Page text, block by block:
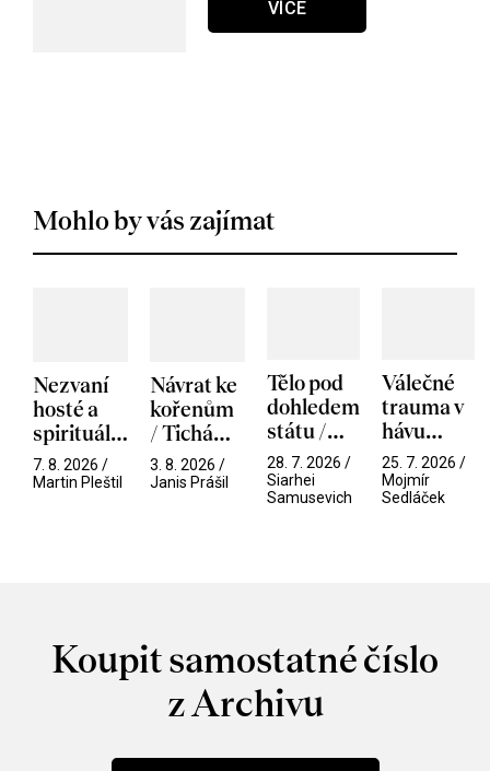
VÍCE
Mohlo by vás zajímat
Nezvaní
hosté a
spirituální
narušitelé
z vesmíru
7. 8. 2026 /
Martin Pleštil
Návrat ke
kořenům
/ Tichá
přítelkyně
3. 8. 2026 /
Janis Prášil
Tělo pod
dohledem
státu /
Pramen
28. 7. 2026 /
Siarhei
Samusevich
Válečné
trauma v
hávu
spektáklu
/ Odyssea
25. 7. 2026 /
Mojmír
Sedláček
Koupit samostatné číslo
z Archivu